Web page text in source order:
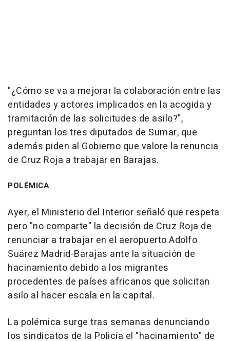
"¿Cómo se va a mejorar la colaboración entre las
entidades y actores implicados en la acogida y
tramitación de las solicitudes de asilo?",
preguntan los tres diputados de Sumar, que
además piden al Gobierno que valore la renuncia
de Cruz Roja a trabajar en Barajas.
POLÉMICA
Ayer, el Ministerio del Interior señaló que respeta
pero "no comparte" la decisión de Cruz Roja de
renunciar a trabajar en el aeropuerto Adolfo
Suárez Madrid-Barajas ante la situación de
hacinamiento debido a los migrantes
procedentes de países africanos que solicitan
asilo al hacer escala en la capital.
La polémica surge tras semanas denunciando
los sindicatos de la Policía el "hacinamiento" de